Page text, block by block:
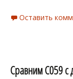
Оставить
Сравним C059